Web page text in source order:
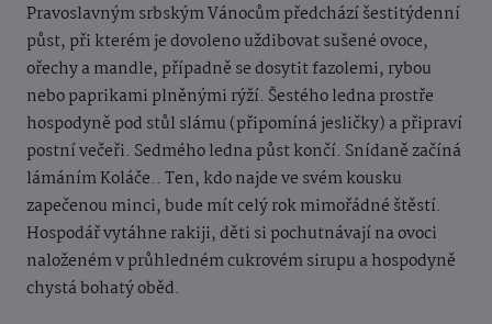
Pravoslavným srbským Vánocům předchází šestitýdenní
půst, při kterém je dovoleno uždibovat sušené ovoce,
ořechy a mandle, případně se dosytit fazolemi, rybou
nebo paprikami plněnými rýží. Šestého ledna prostře
hospodyně pod stůl slámu (připomíná jesličky) a připraví
postní večeři. Sedmého ledna půst končí. Snídaně začíná
lámáním Koláče.. Ten, kdo najde ve svém kousku
zapečenou minci, bude mít celý rok mimořádné štěstí.
Hospodář vytáhne rakiji, děti si pochutnávají na ovoci
naloženém v průhledném cukrovém sirupu a hospodyně
chystá bohatý oběd.